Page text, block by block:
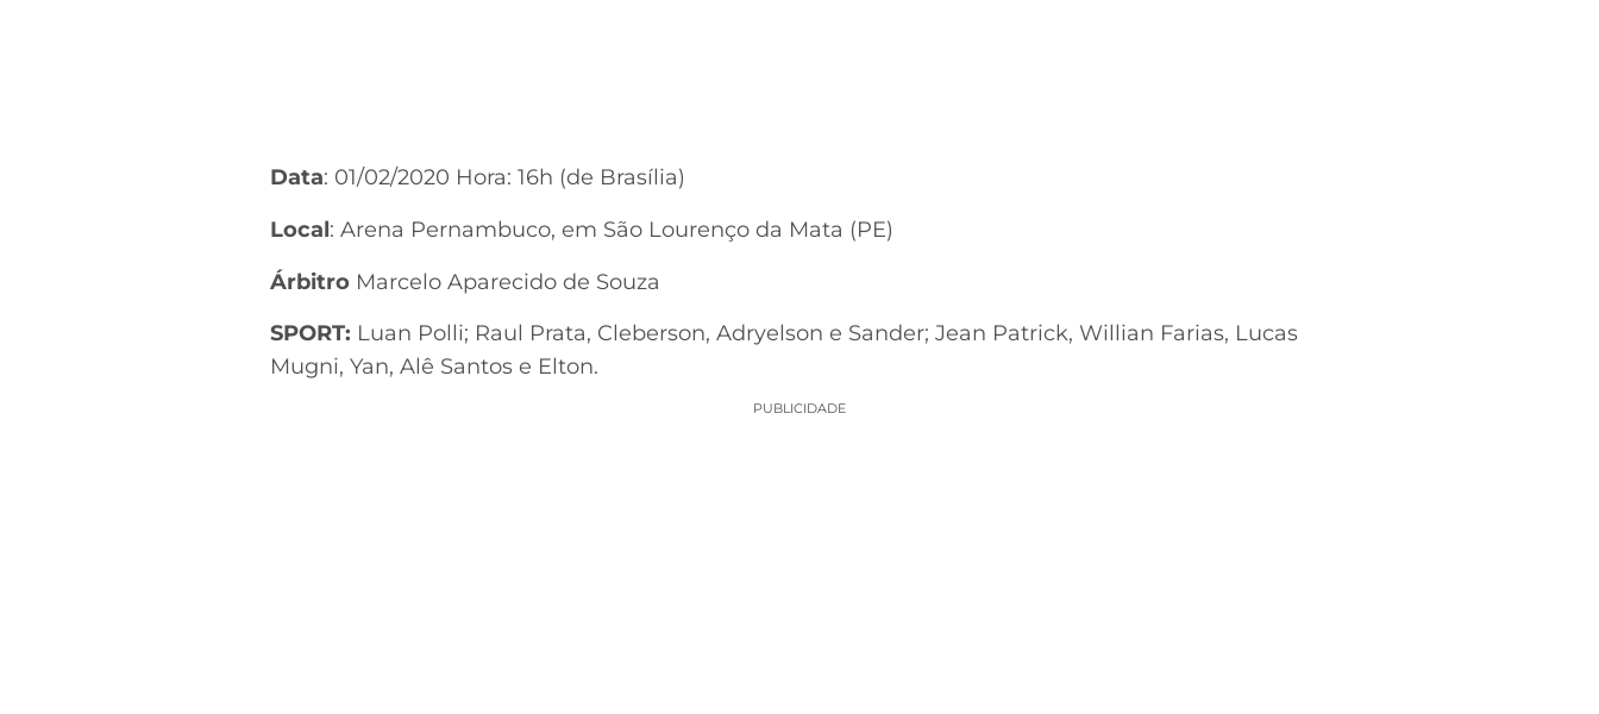
Data: 01/02/2020 Hora: 16h (de Brasília)
Local: Arena Pernambuco, em São Lourenço da Mata (PE)
Árbitro Marcelo Aparecido de Souza
SPORT: Luan Polli; Raul Prata, Cleberson, Adryelson e Sander; Jean Patrick, Willian Farias, Lucas
Mugni, Yan, Alê Santos e Elton.​
PUBLICIDADE